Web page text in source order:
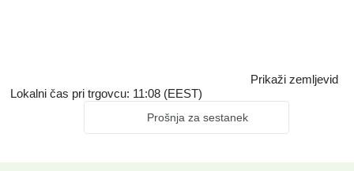
Prikaži zemljevid
Lokalni čas pri trgovcu: 11:08 (EEST)
Prošnja za sestanek